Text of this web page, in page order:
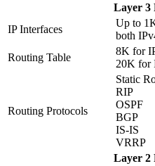
Layer 3
IP Interfaces
Up to
both
Routing Table
8K for
20K for
Routing Protocols
Static
RIP
OSPF
BGP
IS-IS
VRRP
Layer 2